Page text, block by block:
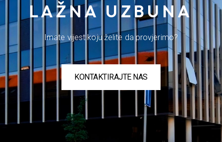
LAŽNA UZBUNA
Imate vijest koju želite da provjerimo?
KONTAKTIRAJTE NAS